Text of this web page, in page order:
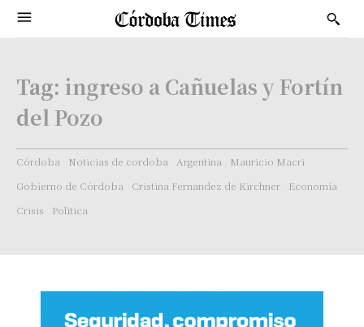
Tag: ingreso a Cañuelas y Fortín
del Pozo
Córdoba Noticias de cordoba Argentina
Mauricio Macri
Gobierno de Córdoba
Cristina Fernandez de Kirchner
Economía
Crisis
Politica